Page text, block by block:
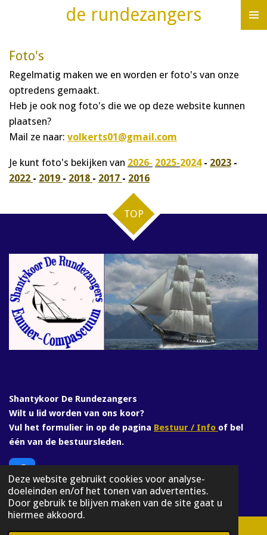
Deze website gebruikt cookies voor analyse-
doeleinden en/of het tonen van advertenties.
Door gebruik te blijven maken van de site gaat u
hiermee akkoord.
de
hoofdinhoud
de rundezangers
Foto's
Regelmatig maken we en worden er foto's van onze
optredens gemaakt.
Heb je ook nog foto's die we op deze website kunnen
plaatsen?
Mail ze naar: volkerts01@gmail.com
Je kunt foto's bekijken van 2026- 2025-2024- 2023 -
2022 - 2019 - 2018 - 2017 - 2016
TOP
Shantykoor De Rundezangers
Wilt u lid worden van ons koor?
Vul het formulier in op de pagina Bestuur / Info of bel
één van de bestuursleden.
F
a
c
e
© 2025 rundezangers